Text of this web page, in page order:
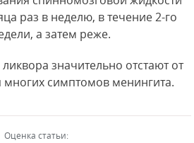
раз в неделю, в течение 2-го
а затем реже.
значительно отстают от
многих симптомов менингита.
Оценка статьи: